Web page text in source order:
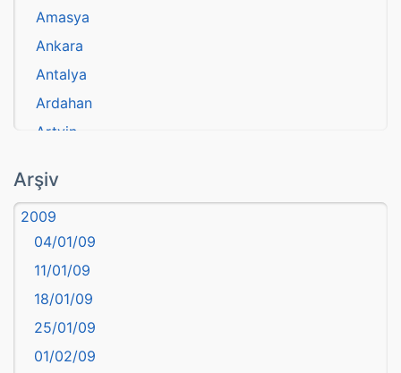
Amasya
Ankara
Antalya
Ardahan
Artvin
Aydın
Balıkesir
Bartın
başkentler
Batman
Bayburt
Bilecik
Arşiv
2009
04/01/09
11/01/09
18/01/09
25/01/09
01/02/09